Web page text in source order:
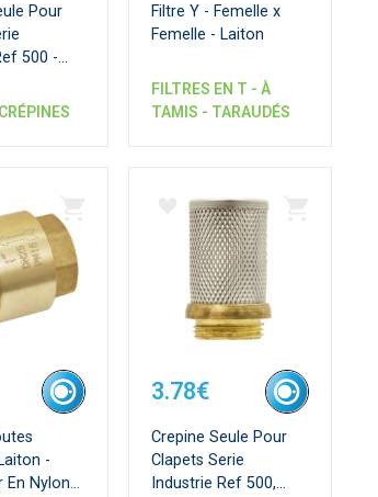
Pour
500 -
Filtre Y - Femelle x
Femelle - Laiton
FILTRES EN T - À
TAMIS - TARAUDÉS
-
En Nylon-
3.78€
Crepine Seule Pour
Clapets Serie
Industrie Ref 500,